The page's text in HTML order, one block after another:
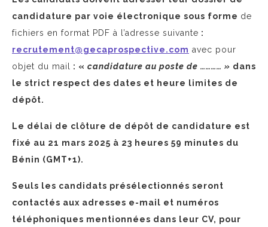
candidature par voie électronique sous forme de
fichiers en format PDF à l’adresse suivante :
recrutement@gecaprospective.com avec pour
objet du mail
: « candidature au poste de ………… » dans
le strict respect des dates et heure limites de
dépôt.
Le délai de clôture de dépôt de candidature est
fixé au 21 mars 2025 à 23 heures 59 minutes du
Bénin (GMT+1).
Seuls les candidats présélectionnés seront
contactés aux adresses e-mail et numéros
téléphoniques mentionnées dans leur CV, pour